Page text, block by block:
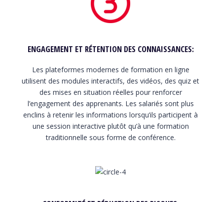
ENGAGEMENT ET RÉTENTION DES CONNAISSANCES:
Les plateformes modernes de formation en ligne
utilisent des modules interactifs, des vidéos, des quiz et
des mises en situation réelles pour renforcer
l’engagement des apprenants. Les salariés sont plus
enclins à retenir les informations lorsqu’ils participent à
une session interactive plutôt qu’à une formation
traditionnelle sous forme de conférence.